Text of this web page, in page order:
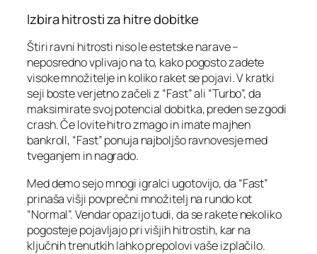
Izbira hitrosti za hitre dobitke
Štiri ravni hitrosti niso le estetske narave –
neposredno vplivajo na to, kako pogosto zadete
visoke množitelje in koliko raket se pojavi. V kratki
seji boste verjetno začeli z “Fast” ali “Turbo”, da
maksimirate svoj potencial dobitka, preden se zgodi
crash. Če lovite hitro zmago in imate majhen
bankroll, “Fast” ponuja najboljšo ravnovesje med
tveganjem in nagrado.
Med demo sejo mnogi igralci ugotovijo, da “Fast”
prinaša višji povprečni množitelj na rundo kot
“Normal”. Vendar opazijo tudi, da se rakete nekoliko
pogosteje pojavljajo pri višjih hitrostih, kar na
ključnih trenutkih lahko prepolovi vaše izplačilo.